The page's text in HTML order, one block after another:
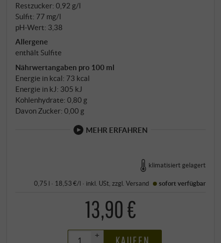
Restzucker: 0,92 g/l
Sulfit: 77 mg/l
pH-Wert: 3,38
Allergene
enthält Sulfite
Nährwertangaben pro 100 ml
Energie in kcal: 73 kcal
Energie in kJ: 305 kJ
Kohlenhydrate: 0,80 g
Davon Zucker: 0,00 g
MEHR ERFAHREN
klimatisiert gelagert
0,75 l · 18,53 €/l · inkl. USt , zzgl.Versand sofort verfügbar
13,90 €
+